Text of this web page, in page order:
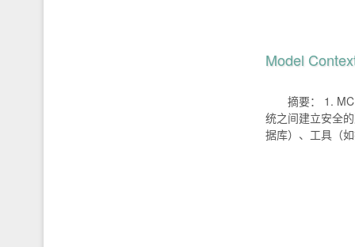
Model
摘要： 1.
统之间建立安全
据库）、工具（